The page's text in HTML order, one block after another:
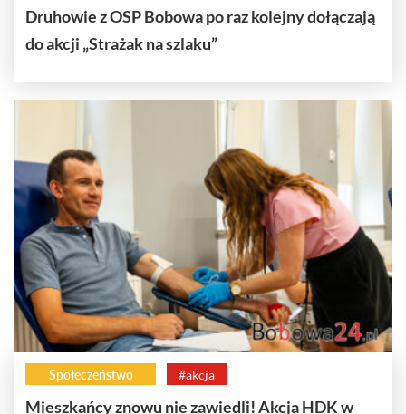
Druhowie z OSP Bobowa po raz kolejny dołączają
do akcji „Strażak na szlaku”
Społeczeństwo #akcja
Mieszkańcy znowu nie zawiedli! Akcja HDK w